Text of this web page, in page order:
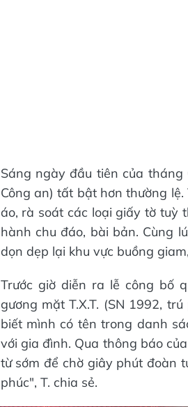
Sáng ngày đầu tiên của
Công an) tất bật hơn thường
áo, rà soát các loại giấy tờ tuỳ
hành chu đáo, bài bản. Cùng
dọn dẹp lại khu vực buồng
Trước giờ diễn ra lễ công bố
gương mặt T.X.T. (SN 1992,
biết mình có tên trong danh
với gia đình. Qua thông báo
từ sớm để chờ giây phút đoàn
phúc", T. chia sẻ.